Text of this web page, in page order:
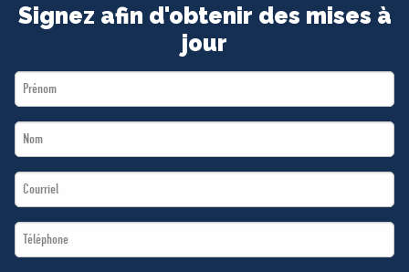
Signez afin d'obtenir des mises à
jour
First
Name
Last
Name
Email
*
Téléphone
*